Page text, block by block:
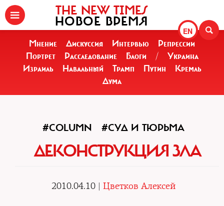
EN
THE NEW TIMES
НОВОЕ ВРЕМЯ
Мнение Дискуссия Интервью
Репрессии
Портрет
Расследование Блоги /
Украина
Израиль
Навальный Трамп Путин
Кремль
Дума
#COLUMN #СУД И ТЮРЬМА
ДЕКОНСТРУКЦИЯ ЗЛА
2010.04.10 | Цветков Алексей